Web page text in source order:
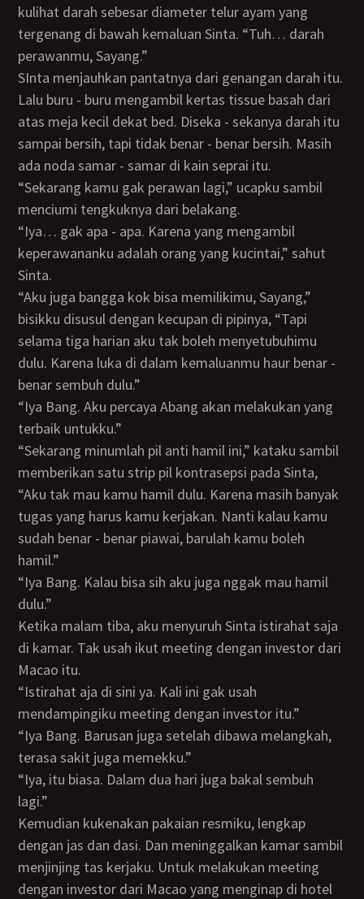
kulihat darah sebesar diameter telur ayam yang
tergenang di bawah kemaluan Sinta. “Tuh… darah
perawanmu, Sayang.”
SInta menjauhkan pantatnya dari genangan darah itu.
Lalu buru - buru mengambil kertas tissue basah dari
atas meja kecil dekat bed. Diseka - sekanya darah itu
sampai bersih, tapi tidak benar - benar bersih. Masih
ada noda samar - samar di kain seprai itu.
“Sekarang kamu gak perawan lagi,” ucapku sambil
menciumi tengkuknya dari belakang.
“Iya… gak apa - apa. Karena yang mengambil
keperawananku adalah orang yang kucintai,” sahut
Sinta.
“Aku juga bangga kok bisa memilikimu, Sayang,”
bisikku disusul dengan kecupan di pipinya, “Tapi
selama tiga harian aku tak boleh menyetubuhimu
dulu. Karena luka di dalam kemaluanmu haur benar -
benar sembuh dulu.”
“Iya Bang. Aku percaya Abang akan melakukan yang
terbaik untukku.”
“Sekarang minumlah pil anti hamil ini,” kataku sambil
memberikan satu strip pil kontrasepsi pada Sinta,
“Aku tak mau kamu hamil dulu. Karena masih banyak
tugas yang harus kamu kerjakan. Nanti kalau kamu
sudah benar - benar piawai, barulah kamu boleh
hamil.”
“Iya Bang. Kalau bisa sih aku juga nggak mau hamil
dulu.”
Ketika malam tiba, aku menyuruh Sinta istirahat saja
di kamar. Tak usah ikut meeting dengan investor dari
Macao itu.
“Istirahat aja di sini ya. Kali ini gak usah
mendampingiku meeting dengan investor itu.”
“Iya Bang. Barusan juga setelah dibawa melangkah,
terasa sakit juga memekku.”
“Iya, itu biasa. Dalam dua hari juga bakal sembuh
lagi.”
Kemudian kukenakan pakaian resmiku, lengkap
dengan jas dan dasi. Dan meninggalkan kamar sambil
menjinjing tas kerjaku. Untuk melakukan meeting
dengan investor dari Macao yang menginap di hotel